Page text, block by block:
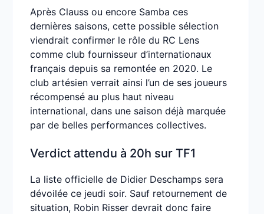
Après Clauss ou encore Samba ces
dernières saisons, cette possible sélection
viendrait confirmer le rôle du RC Lens
comme club fournisseur d’internationaux
français depuis sa remontée en 2020. Le
club artésien verrait ainsi l’un de ses joueurs
récompensé au plus haut niveau
international, dans une saison déjà marquée
par de belles performances collectives.
Verdict attendu à 20h sur TF1
La liste officielle de Didier Deschamps sera
dévoilée ce jeudi soir. Sauf retournement de
situation, Robin Risser devrait donc faire